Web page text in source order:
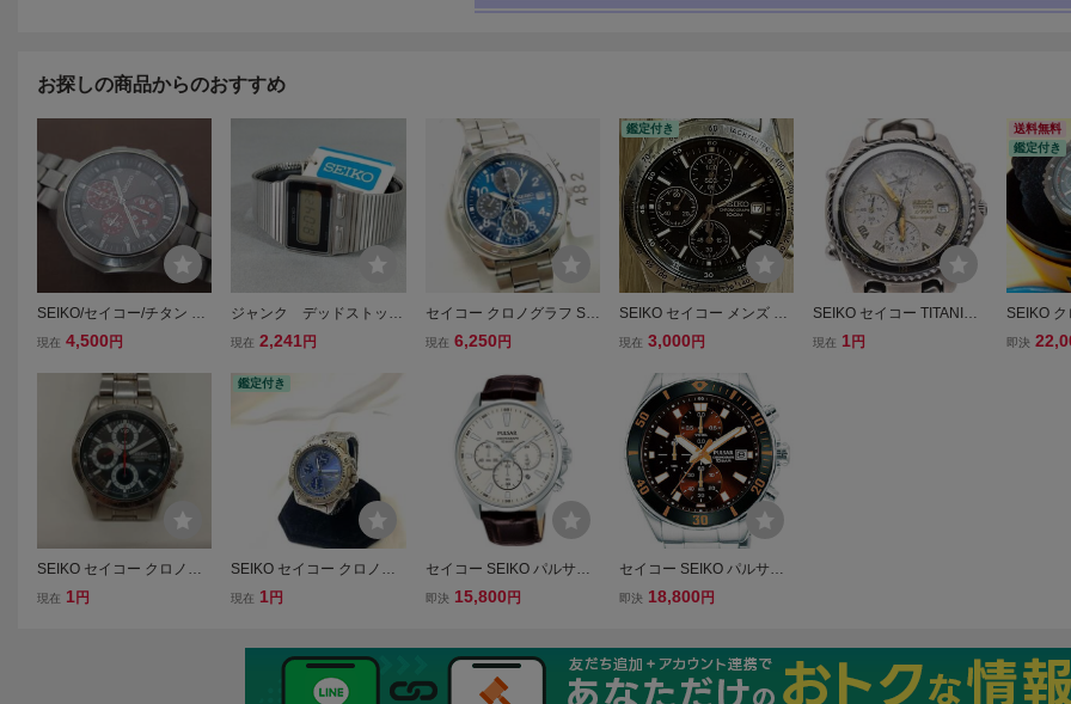
お探しの商品からのおすすめ
SEIKO/セイコー/チタン ク
ロノグラフ/7T82-0AC0/腕
現在 4,500 円
ジャンク デッドストッ
ク SEIKO セイコー ク
計 LC クロノグラフ
現在 2,241円
セイコー クロノグラフ SEI
KO chronograph 腕時計 稼
現在 6,250 円
鑑定付き
SEIKO セイコー メンズ 腕
時計 7T92-0DW0 クロノグ
ツ 現状不動(電池切れ) 中古
保管品 現状品 ジャンク扱
い
現在 3,000 円
SEIKO セイコー TITANIUM
チタニウム 7T52-6A60 シ
現在 1円
送料無料
鑑定付き
SEIKO
コー 腕
即決
SEIKO セイコー クロノグ
ラフ 100M メンズ腕時計 7
現在 1円
鑑定付き
SEIKO セイコー クロノグ
ラフ 腕時計 7T32-6E40 不
現在 1円
セイコー SEIKO パルサー
PULSAR クロノグラフ腕
即決 15,800円
セイコー SEIKO パルサー
PULSAR クロノグラフ腕
即決 18,800円